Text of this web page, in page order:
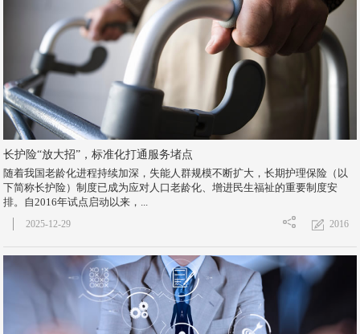
长护险“放大招”，标准化打通服务堵点
随着我国老龄化进程持续加深，失能人群规模不断扩大，长期护理保险（以
下简称长护险）制度已成为应对人口老龄化、增进民生福祉的重要制度安
排。自2016年试点启动以来，...
2016
2025-12-29